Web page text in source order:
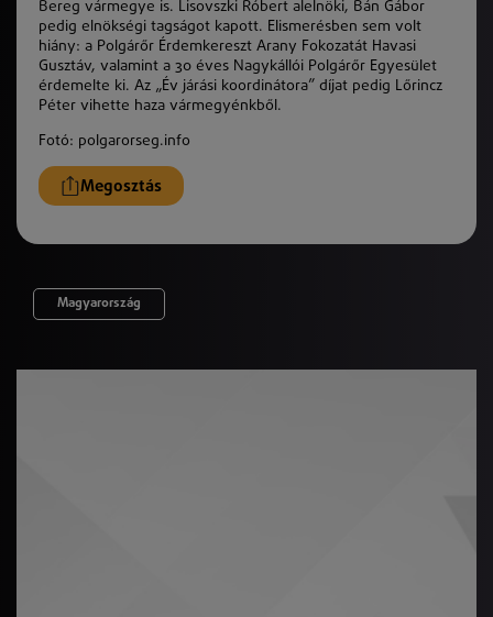
Bereg vármegye is. Lisovszki Róbert alelnöki, Bán Gábor
pedig elnökségi tagságot kapott. Elismerésben sem volt
hiány: a Polgárőr Érdemkereszt Arany Fokozatát Havasi
Gusztáv, valamint a 30 éves Nagykállói Polgárőr Egyesület
érdemelte ki. Az „Év járási koordinátora” díjat pedig Lőrincz
Péter vihette haza vármegyénkből.
Fotó: polgarorseg.info
Megosztás
Magyarország